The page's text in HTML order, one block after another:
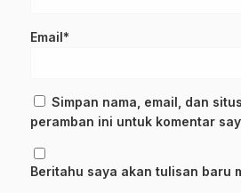
Email*
Simpan nama, email, dan
peramban ini untuk komentar
Beritahu saya akan tulisan baru